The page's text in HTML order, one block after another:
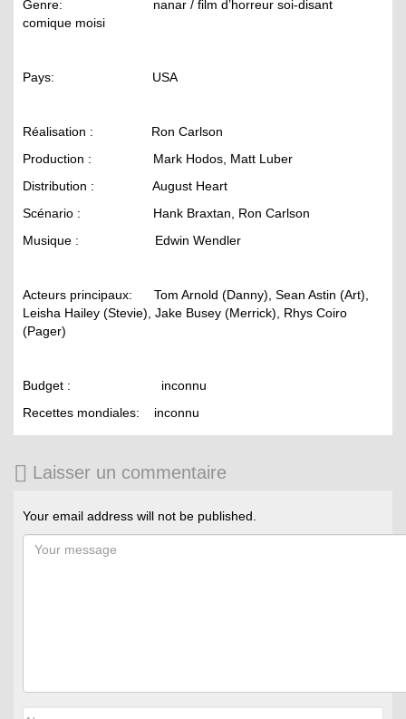
Genre: nanar / film d’horreur soi-disant
comique moisi
Pays: USA
Réalisation : Ron Carlson
Production : Mark Hodos, Matt Luber
Distribution : August Heart
Scénario : Hank Braxtan, Ron Carlson
Musique : Edwin Wendler
Acteurs principaux: Tom Arnold (Danny), Sean Astin (Art),
Leisha Hailey (Stevie), Jake Busey (Merrick), Rhys Coiro
(Pager)
Budget : inconnu
Recettes mondiales: inconnu
Laisser un commentaire
Your email address will not be published.